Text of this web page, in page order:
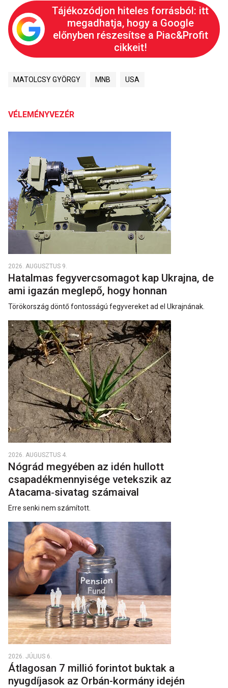
Tájékozódjon hiteles forrásból: itt
megadhatja, hogy a Google
előnyben részesítse a Piac&Profit
cikkeit!
MATOLCSY GYÖRGY MNB USA
VÉLEMÉNYVEZÉR
2026. AUGUSZTUS 9.
Hatalmas fegyvercsomagot kap Ukrajna, de
ami igazán meglepő, hogy honnan
Törökország döntő fontosságú fegyvereket ad el Ukrajnának.
2026. AUGUSZTUS 4.
Nógrád megyében az idén hullott
csapadékmennyisége vetekszik az
Atacama‑sivatag számaival
Erre senki nem számított.
2026. JÚLIUS 6.
Átlagosan 7 millió forintot buktak a
nyugdíjasok az Orbán-kormány idején